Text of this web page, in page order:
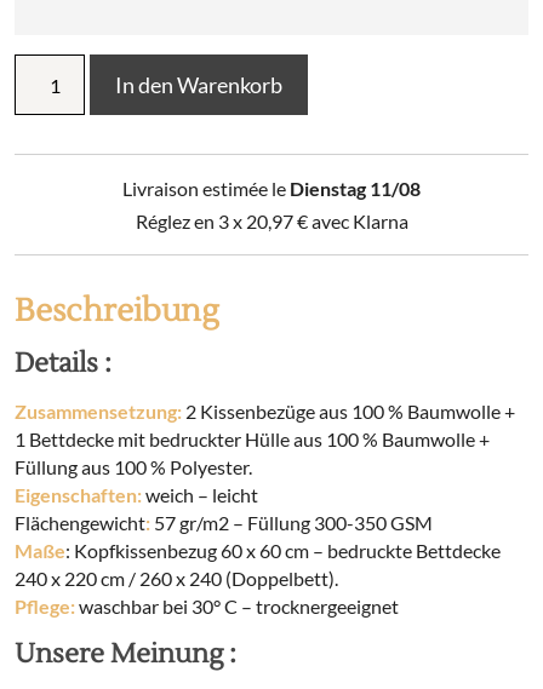
Bettdecke
+
In den Warenkorb
Livraison estimée le Dienstag 11/08
Réglez en 3 x 20,97€avec Klarna
Beschreibung
Details :
Zusammensetzung: 2 Kissenbezüge aus 100 % Baumwolle +
1 Bettdecke mit bedruckter Hülle aus 100 % Baumwolle +
Füllung aus 100 % Polyester.
Eigenschaften:weich – leicht
Flächengewicht: 57 gr/m2 – Füllung 300-350 GSM
Maße: Kopfkissenbezug 60 x 60 cm – bedruckte Bettdecke
240 x 220 cm / 260 x 240 (Doppelbett).
Pflege:waschbar bei 30° C – trocknergeeignet
Unsere Meinung :